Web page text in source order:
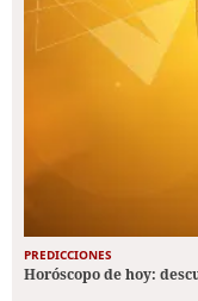
PREDICCIONES
Horóscopo de hoy: